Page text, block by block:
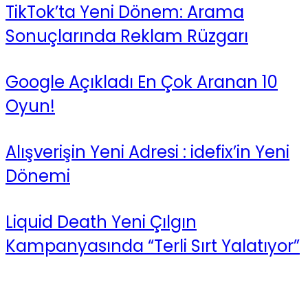
TikTok’ta Yeni Dönem: Arama
Sonuçlarında Reklam Rüzgarı
Google Açıkladı En Çok Aranan 10
Oyun!
Alışverişin Yeni Adresi : idefix’in Yeni
Dönemi
Liquid Death Yeni Çılgın
Kampanyasında “Terli Sırt Yalatıyor”